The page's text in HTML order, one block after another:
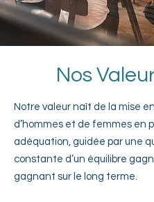
Nos
​Notre valeur naît de la mise
d’hommes et de femmes en
adéquation, guidée par une
constante d’un équilibre
gagnant sur le long terme.